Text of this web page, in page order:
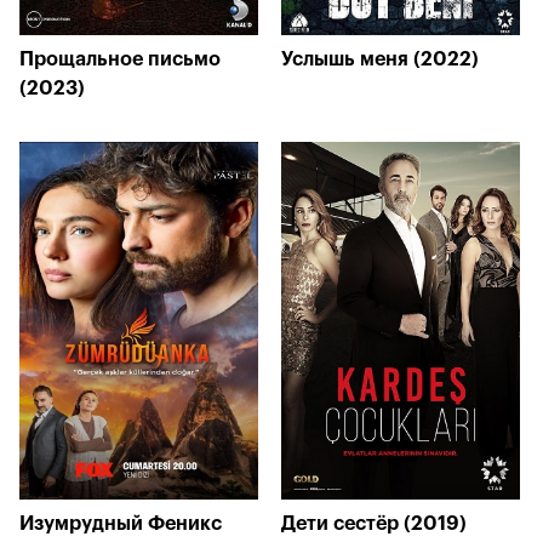
Прощальное письмо
(2023)
Услышь меня (2022)
Изумрудный Феникс
Дети сестёр (2019)